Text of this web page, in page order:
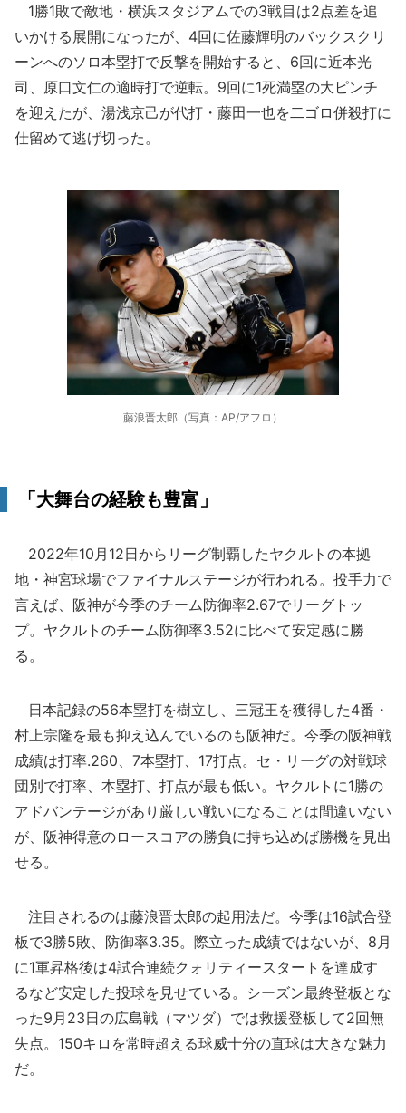
1勝1敗で敵地・横浜スタジアムでの3戦目は2点差を追
いかける展開になったが、4回に佐藤輝明のバックスクリ
ーンへのソロ本塁打で反撃を開始すると、6回に近本光
司、原口文仁の適時打で逆転。9回に1死満塁の大ピンチ
を迎えたが、湯浅京己が代打・藤田一也を二ゴロ併殺打に
仕留めて逃げ切った。
藤浪晋太郎（写真：AP/アフロ）
「大舞台の経験も豊富」
2022年10月12日からリーグ制覇したヤクルトの本拠
地・神宮球場でファイナルステージが行われる。投手力で
言えば、阪神が今季のチーム防御率2.67でリーグトッ
プ。ヤクルトのチーム防御率3.52に比べて安定感に勝
る。
日本記録の56本塁打を樹立し、三冠王を獲得した4番・
村上宗隆を最も抑え込んでいるのも阪神だ。今季の阪神戦
成績は打率.260、7本塁打、17打点。セ・リーグの対戦球
団別で打率、本塁打、打点が最も低い。ヤクルトに1勝の
アドバンテージがあり厳しい戦いになることは間違いない
が、阪神得意のロースコアの勝負に持ち込めば勝機を見出
せる。
注目されるのは藤浪晋太郎の起用法だ。今季は16試合登
板で3勝5敗、防御率3.35。際立った成績ではないが、8月
に1軍昇格後は4試合連続クォリティースタートを達成す
るなど安定した投球を見せている。シーズン最終登板とな
った9月23日の広島戦（マツダ）では救援登板して2回無
失点。150キロを常時超える球威十分の直球は大きな魅力
だ。